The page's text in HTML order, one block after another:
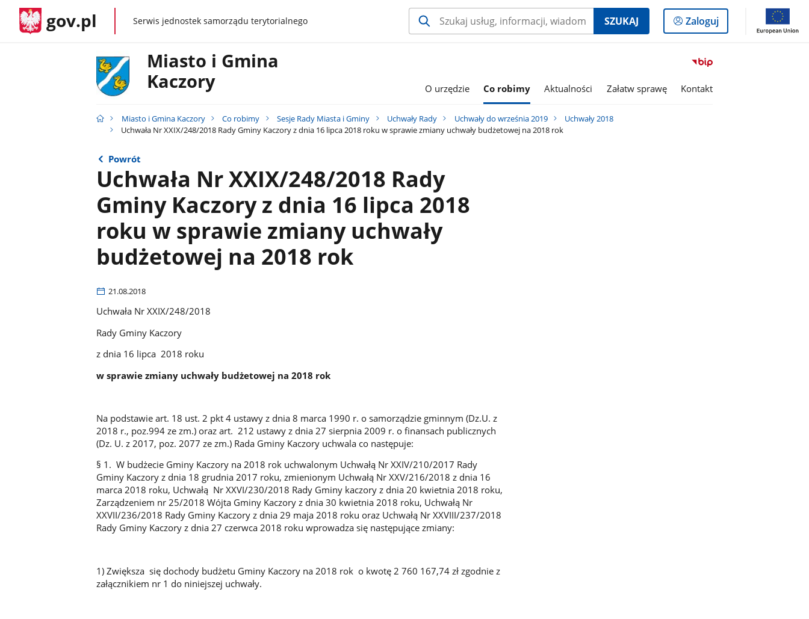
gov.pl gov.plSerwis jednostek samorządu terytorialnego SZUKAJ
Logowanie
do
Zaloguj
Przejdź
serwisu
Miasto i Gmina
Kaczory
O urzędzie Co robimy Aktualności Załatw sprawę Kontakt
Miasto i Gmina Kaczory Co robimy Sesje Rady Miasta i Gminy Uchwały Rady Uchwały do września 2019
Uchwały 2018
Uchwała Nr XXIX/248/2018 Rady Gminy Kaczory z dnia 16 lipca 2018 roku w sprawie zmiany uchwały budżetowej na 2018 rok
Powrót
Uchwała Nr XXIX/248/2018 Rady
Gminy Kaczory z dnia 16 lipca 2018
roku w sprawie zmiany uchwały
budżetowej na 2018 rok
21.08.2018
Uchwała Nr XXIX/248/2018
Rady Gminy Kaczory
z dnia 16 lipca 2018 roku
w sprawie zmiany uchwały budżetowej na 2018 rok
Na podstawie art. 18 ust. 2 pkt 4 ustawy z dnia 8 marca 1990 r. o samorządzie gminnym (Dz.U. z
2018 r., poz.994 ze zm.) oraz art. 212 ustawy z dnia 27 sierpnia 2009 r. o finansach publicznych
(Dz. U. z 2017, poz. 2077 ze zm.) Rada Gminy Kaczory uchwala co następuje:
§ 1. W budżecie Gminy Kaczory na 2018 rok uchwalonym Uchwałą Nr XXIV/210/2017 Rady
Gminy Kaczory z dnia 18 grudnia 2017 roku, zmienionym Uchwałą Nr XXV/216/2018 z dnia 16
marca 2018 roku, Uchwałą Nr XXVI/230/2018 Rady Gminy kaczory z dnia 20 kwietnia 2018 roku,
Zarządzeniem nr 25/2018 Wójta Gminy Kaczory z dnia 30 kwietnia 2018 roku, Uchwałą Nr
XXVII/236/2018 Rady Gminy Kaczory z dnia 29 maja 2018 roku oraz Uchwałą Nr XXVIII/237/2018
Rady Gminy Kaczory z dnia 27 czerwca 2018 roku wprowadza się następujące zmiany:
1) Zwiększa się dochody budżetu Gminy Kaczory na 2018 rok o kwotę 2 760 167,74 zł zgodnie z
załącznikiem nr 1 do niniejszej uchwały.